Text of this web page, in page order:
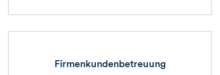
Firmenkundenbetreuung